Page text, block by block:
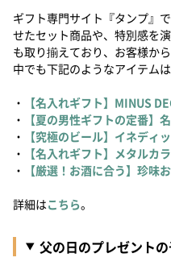
ギフト専門サイト『タンプ』
せたセット商品や、特別感を
も取り揃えており、お客様か
中でも下記のようなアイテム
・
【名入れギフト】MINUS
・
【夏の男性ギフトの定番】
・
【究極のビール】イネディ
・
【名入れギフト】メタルカ
・
【厳選！お酒に合う】珍味
詳細はこちら。
父の日のプレゼント